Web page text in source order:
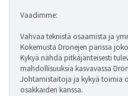
Vaadimme:
Vahvaa teknistä osaamista ja
Kokemusta Dronejen parissa
Kykyä nähdä pitkäjänteisesti
mahdollisuuksia kasvavassa
Johtamistaitoja ja kykyä toimia
osakkaiden kanssa.